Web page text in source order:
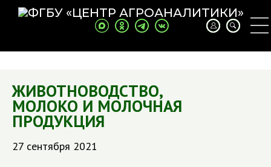
ЖИВОТНОВОДСТВО,
МОЛОКО И МОЛОЧНАЯ
ПРОДУКЦИЯ
27 сентября 2021